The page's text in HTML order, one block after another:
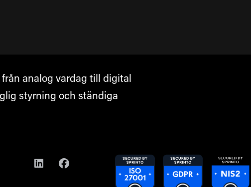
analog vardag till digital
styrning och ständiga